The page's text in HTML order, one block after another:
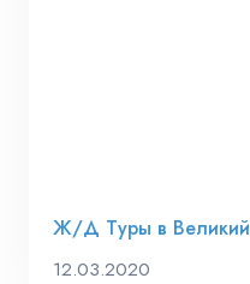
Ж/Д Туры в Великий
12.03.2020